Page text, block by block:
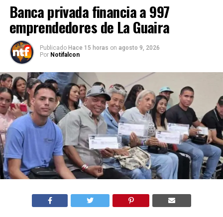
Banca privada financia a 997
emprendedores de La Guaira
Publicado Hace 15 horas on agosto 9, 2026
Por Notifalcon